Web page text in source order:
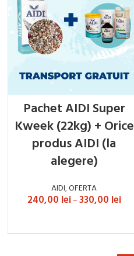
Pachet AIDI Super
Kweek (22kg) + Orice
produs AIDI (la
alegere)
AIDI,OFERTA
240,00 lei–330,00 lei